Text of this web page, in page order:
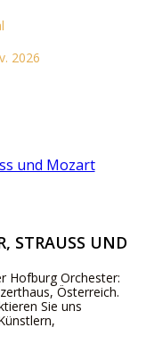
2026
STRAUSS UND
Hofburg Orchester:
Österreich.
Sie uns